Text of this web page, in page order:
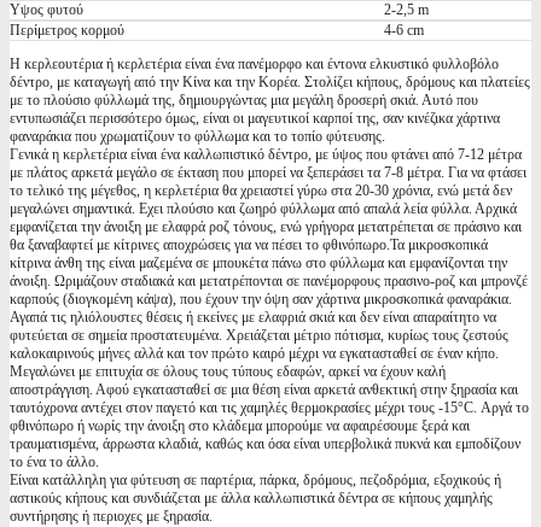
Υψος φυτού
2-2,5 m
Περίμετρος κορμού
4-6 cm
Η κερλεουτέρια ή κερλετέρια είναι ένα πανέμορφο και έντονα ελκυστικό φυλλοβόλο
δέντρο, με καταγωγή από την Κίνα και την Κορέα. Στολίζει κήπους, δρόμους και πλατείες
με το πλούσιο φύλλωμά της, δημιουργώντας μια μεγάλη δροσερή σκιά. Αυτό που
εντυπωσιάζει περισσότερο όμως, είναι οι μαγευτικοί καρποί της, σαν κινέζικα χάρτινα
φαναράκια που χρωματίζουν το φύλλωμα και το τοπίο φύτευσης.
Γενικά η κερλετέρια είναι ένα καλλωπιστικό δέντρο, με ύψος που φτάνει από 7-12 μέτρα
με πλάτος αρκετά μεγάλο σε έκταση που μπορεί να ξεπεράσει τα 7-8 μέτρα. Για να φτάσει
το τελικό της μέγεθος, η κερλετέρια θα χρειαστεί γύρω στα 20-30 χρόνια, ενώ μετά δεν
μεγαλώνει σημαντικά. Εχει πλούσιο και ζωηρό φύλλωμα από απαλά λεία φύλλα. Αρχικά
εμφανίζεται την άνοιξη με ελαφρά ροζ τόνους, ενώ γρήγορα μετατρέπεται σε πράσινο και
θα ξαναβαφτεί με κίτρινες αποχρώσεις για να πέσει το φθινόπωρο.Τα μικροσκοπικά
κίτρινα άνθη της είναι μαζεμένα σε μπουκέτα πάνω στο φύλλωμα και εμφανίζονται την
άνοιξη. Ωριμάζουν σταδιακά και μετατρέπονται σε πανέμορφους πρασινο-ροζ και μπρονζέ
καρπούς (διογκομένη κάψα), που έχουν την όψη σαν χάρτινα μικροσκοπικά φαναράκια.
Αγαπά τις ηλιόλουστες θέσεις ή εκείνες με ελαφριά σκιά και δεν είναι απαραίτητο να
φυτεύεται σε σημεία προστατευμένα. Χρειάζεται μέτριο πότισμα, κυρίως τους ζεστούς
καλοκαιρινούς μήνες αλλά και τον πρώτο καιρό μέχρι να εγκατασταθεί σε έναν κήπο.
Μεγαλώνει με επιτυχία σε όλους τους τύπους εδαφών, αρκεί να έχουν καλή
αποστράγγιση. Αφού εγκατασταθεί σε μια θέση είναι αρκετά ανθεκτική στην ξηρασία και
ταυτόχρονα αντέχει στον παγετό και τις χαμηλές θερμοκρασίες μέχρι τους -15°C. Αργά το
φθινόπωρο ή νωρίς την άνοιξη στο κλάδεμα μπορούμε να αφαιρέσουμε ξερά και
τραυματισμένα, άρρωστα κλαδιά, καθώς και όσα είναι υπερβολικά πυκνά και εμποδίζουν
το ένα το άλλο.
Είναι κατάλληλη για φύτευση σε παρτέρια, πάρκα, δρόμους, πεζοδρόμια, εξοχικούς ή
αστικούς κήπους και συνδιάζεται με άλλα καλλωπιστικά δέντρα σε κήπους χαμηλής
συντήρησης ή περιοχες με ξηρασία.